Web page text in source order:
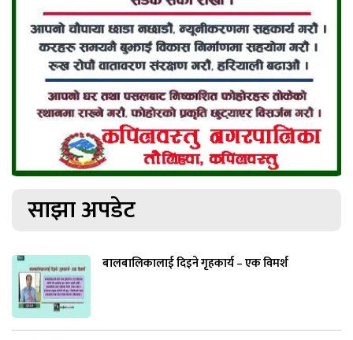
साझा अपडेट
बालबालिकालाई दिइने गृहकार्य – एक विमर्श